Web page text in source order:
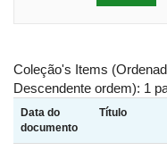
Coleção's Items
Descendente ordem): 1
Data do
documento
Título